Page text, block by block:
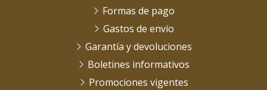
Formas de pago
Gastos de envío
Garantía y devoluciones
Boletines informativos
Promociones vigentes